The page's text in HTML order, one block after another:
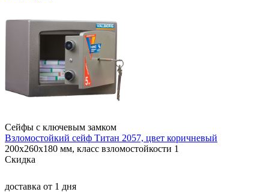
Сейфы с ключевым замком
Взломостойкий сейф Титан 2057, цвет коричневый
200x260x180 мм, класс взломостойкости 1
Скидка
доставка от 1 дня